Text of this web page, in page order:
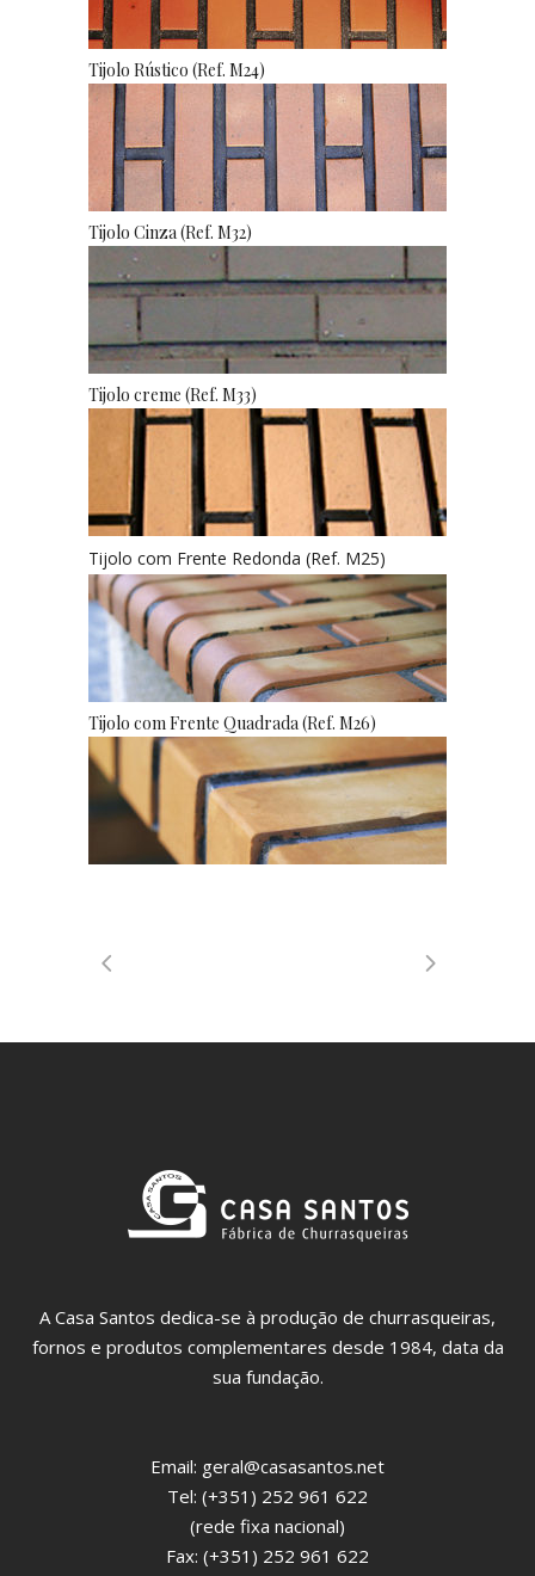
Tijolo Rústico (Ref. M24)
Tijolo Cinza (Ref. M32)
Tijolo creme (Ref. M33)
Tijolo com Frente Redonda (Ref. M25)
Tijolo com Frente Quadrada (Ref. M26)
A Casa Santos dedica-se à produção de churrasqueiras,
fornos e produtos complementares desde 1984, data da
sua fundação.
Email: geral@casasantos.net
Tel: (+351) 252 961 622
(rede fixa nacional)
Fax: (+351) 252 961 622